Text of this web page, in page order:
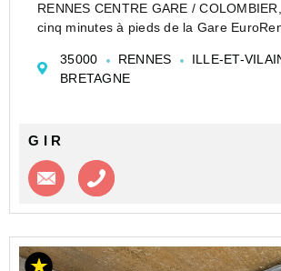
RENNES CENTRE GARE /
cinq minutes à pieds de la Gare
garage fermé en sous sol d'environ
A proximité immédiate de toutes
35000 RENNES
ILLE-ET-
BRETAGNE
G I R
Contacter l'agence